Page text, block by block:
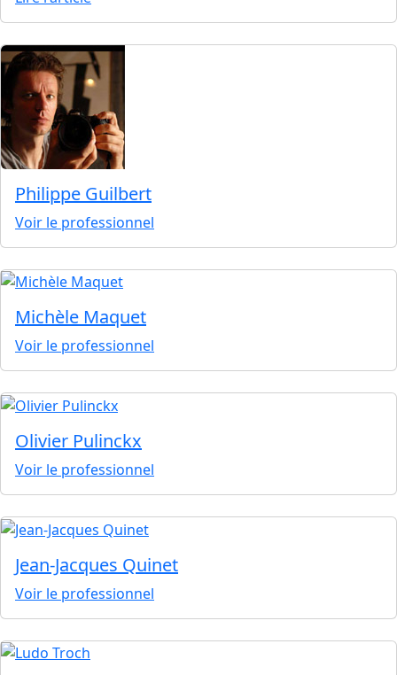
Philippe Guilbert
Voir le professionnel
Michèle Maquet
Voir le professionnel
Olivier Pulinckx
Voir le professionnel
Jean-Jacques Quinet
Voir le professionnel